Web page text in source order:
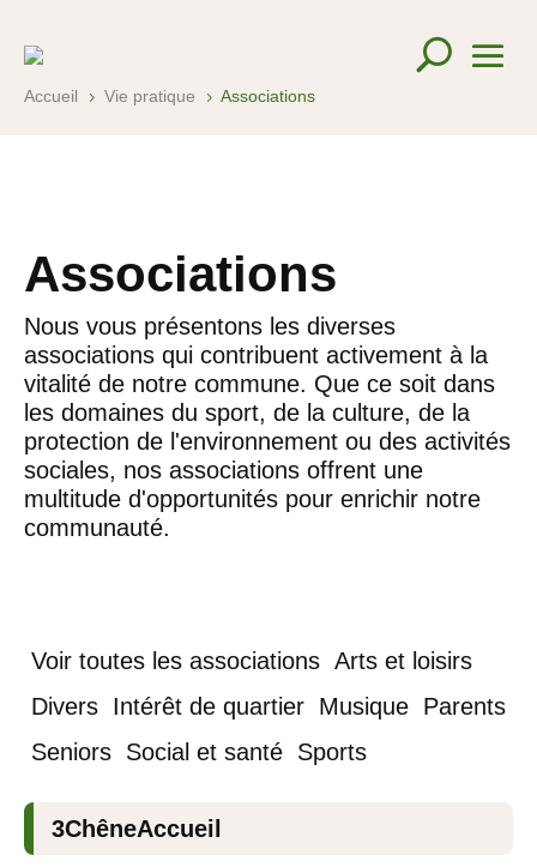
Accueil 5 Vie pratique 5 Associations
Associations
Nous vous présentons les diverses
associations qui contribuent activement à la
vitalité de notre commune. Que ce soit dans
les domaines du sport, de la culture, de la
protection de l'environnement ou des activités
sociales, nos associations offrent une
multitude d'opportunités pour enrichir notre
communauté.
Voir toutes les associations Arts et loisirs
Divers Intérêt de quartier Musique Parents
Seniors Social et santé Sports
3ChêneAccueil